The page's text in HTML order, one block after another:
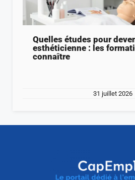
Quelles études pour
esthéticienne : les
connaître
31 juillet 2026